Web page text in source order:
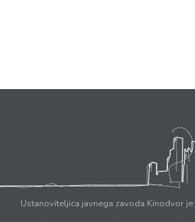
Ustanoviteljica javnega zavoda Kinodvor je: